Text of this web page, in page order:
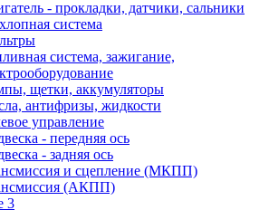
- прокладки, датчики, сальники
система
система, зажигание,
щетки, аккумуляторы
антифризы, жидкости
управление
- передняя ось
- задняя ось
и сцепление (МКПП)
(АКПП)